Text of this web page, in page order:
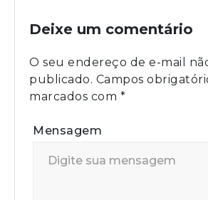
Deixe um comentário
O seu endereço de e-mail
publicado. Campos
marcados com *
Mensagem